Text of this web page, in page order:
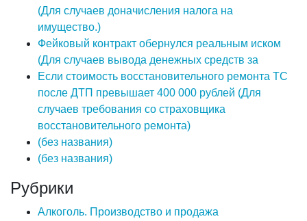
(Для случаев доначисления налога на
имущество.)
Фейковый контракт обернулся реальным иском
(Для случаев вывода денежных средств за
Если стоимость восстановительного ремонта ТС
после ДТП превышает 400 000 рублей (Для
случаев требования со страховщика
восстановительного ремонта)
(без названия)
(без названия)
Рубрики
Алкоголь. Производство и продажа